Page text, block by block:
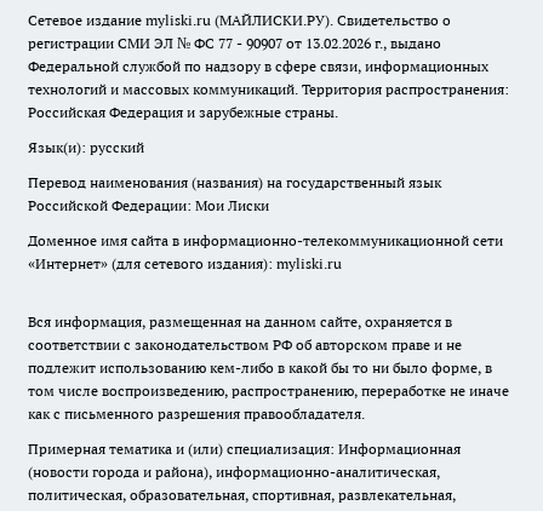
Сетевое издание myliski.ru (МАЙЛИСКИ.РУ). Свидетельство о
регистрации СМИ ЭЛ № ФС 77 - 90907 от 13.02.2026 г., выдано
Федеральной службой по надзору в сфере связи, информационных
технологий и массовых коммуникаций. Территория распространения:
Российская Федерация и зарубежные страны.
Язык(и): русский
Перевод наименования (названия) на государственный язык
Российской Федерации: Мои Лиски
Доменное имя сайта в информационно-телекоммуникационной сети
«Интернет» (для сетевого издания): myliski.ru
Вся информация, размещенная на данном сайте, охраняется в
соответствии с законодательством РФ об авторском праве и не
подлежит использованию кем-либо в какой бы то ни было форме, в
том числе воспроизведению, распространению, переработке не иначе
как с письменного разрешения правообладателя.
Примерная тематика и (или) специализация: Информационная
(новости города и района), информационно-аналитическая,
политическая, образовательная, спортивная, развлекательная,